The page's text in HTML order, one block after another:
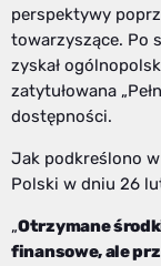
perspektywy
towarzyszące. Po
zyskał
zatytułowana
dostępności.
Jak podkreślono
Polski w dniu 26
„Otrzymane
finansowe, ale